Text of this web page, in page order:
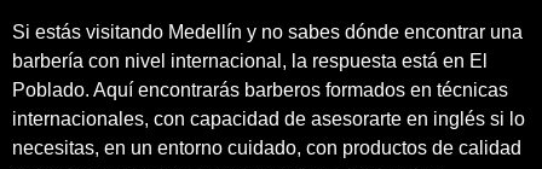
Si estás visitando Medellín y no sabes dónde encontrar una
barbería con nivel internacional, la respuesta está en El
Poblado. Aquí encontrarás barberos formados en técnicas
internacionales, con capacidad de asesorarte en inglés si lo
necesitas, en un entorno cuidado, con productos de calidad